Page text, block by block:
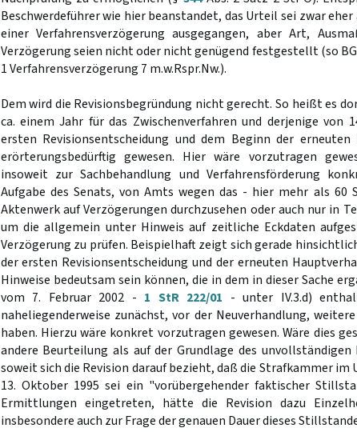
Beschwerdeführer wie hier beanstandet, das Urteil sei zwar
einer Verfahrensverzögerung ausgegangen, aber Art,
Verzögerung seien nicht oder nicht genügend festgestellt (so
1 Verfahrensverzögerung 7 m.w.Rspr.Nw.).
Dem wird die Revisionsbegründung nicht gerecht. So heißt es
ca. einem Jahr für das Zwischenverfahren und derjenige von
ersten Revisionsentscheidung und dem Beginn der erneuten
erörterungsbedürftig gewesen. Hier wäre vorzutragen
insoweit zur Sachbehandlung und Verfahrensförderung
Aufgabe des Senats, von Amts wegen das - hier mehr als 60
Aktenwerk auf Verzögerungen durchzusehen oder auch nur in
um die allgemein unter Hinweis auf zeitliche Eckdaten
Verzögerung zu prüfen. Beispielhaft zeigt sich gerade
der ersten Revisionsentscheidung und der erneuten
Hinweise bedeutsam sein können, die in dem in dieser Sache
vom 7. Februar 2002 - 1 StR 222/01 - unter IV.3.d)
naheliegenderweise zunächst, vor der Neuverhandlung,
haben. Hierzu wäre konkret vorzutragen gewesen. Wäre dies
andere Beurteilung als auf der Grundlage des unvollständigen
soweit sich die Revision darauf bezieht, daß die Strafkammer im
13. Oktober 1995 sei ein "vorübergehender faktischer
Ermittlungen eingetreten, hätte die Revision dazu
insbesondere auch zur Frage der genauen Dauer dieses